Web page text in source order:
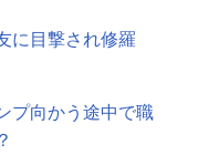
に目撃され修羅
プ向かう途中で職